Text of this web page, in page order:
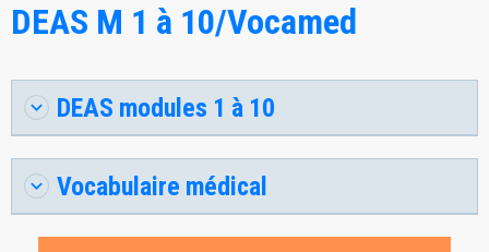
DEAS M 1 à 10/Vocamed
DEAS modules 1 à 10
Vocabulaire médical